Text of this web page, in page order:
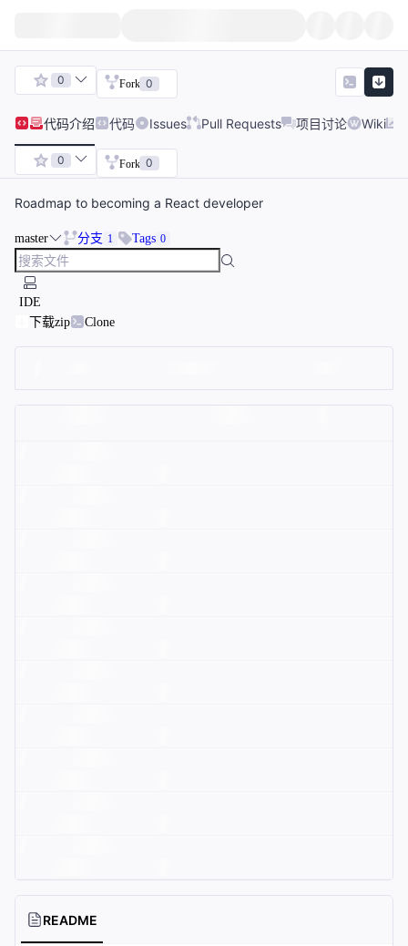
0 Fork 0
代码介绍 代码 Issues Pull Requests 项目讨论 Wiki
0 Fork 0
Roadmap to becoming a React developer
master 分支 1 Tags 0
IDE
下载zip
Clone
README